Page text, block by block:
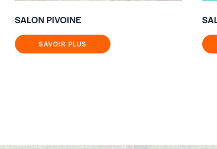
SALON PIVOINE
SAVOIR PLUS